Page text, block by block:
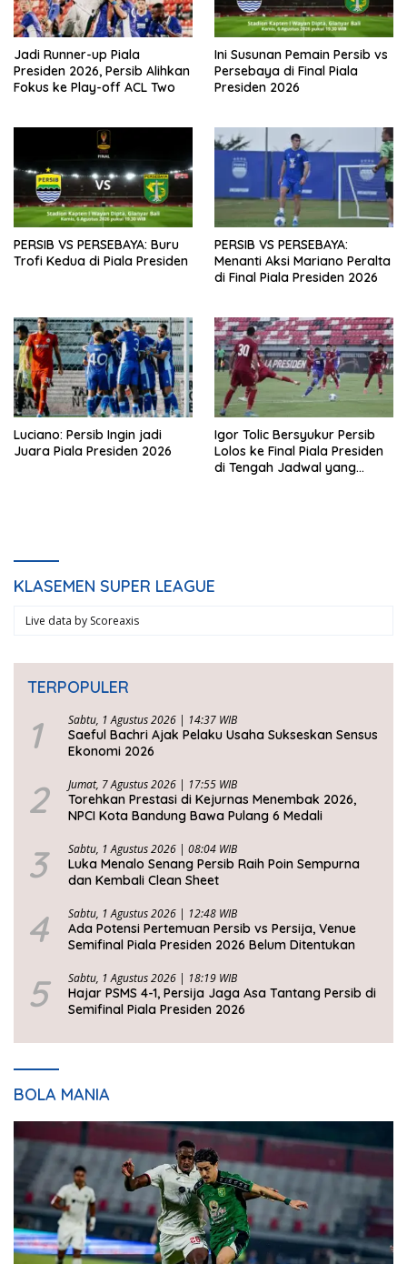
Jadi Runner-up Piala
Presiden 2026, Persib Alihkan
Fokus ke Play-off ACL Two
Ini Susunan Pemain Persib vs
Persebaya di Final Piala
Presiden 2026
PERSIB VS PERSEBAYA: Buru
Trofi Kedua di Piala Presiden
PERSIB VS PERSEBAYA:
Menanti Aksi Mariano Peralta
di Final Piala Presiden 2026
Luciano: Persib Ingin jadi
Juara Piala Presiden 2026
Igor Tolic Bersyukur Persib
Lolos ke Final Piala Presiden
di Tengah Jadwal yang
KLASEMEN SUPER LEAGUE
Live data by Scoreaxis
TERPOPULER
1 Sabtu, 1 Agustus 2026 | 14:37 WIB
Saeful Bachri Ajak Pelaku Usaha Sukseskan Sensus
Ekonomi 2026
2 Jumat, 7 Agustus 2026 | 17:55 WIB
Torehkan Prestasi di Kejurnas Menembak 2026,
NPCI Kota Bandung Bawa Pulang 6 Medali
3 Sabtu, 1 Agustus 2026 | 08:04 WIB
Luka Menalo Senang Persib Raih Poin Sempurna
dan Kembali Clean Sheet
4 Sabtu, 1 Agustus 2026 | 12:48 WIB
Ada Potensi Pertemuan Persib vs Persija, Venue
Semifinal Piala Presiden 2026 Belum Ditentukan
5 Sabtu, 1 Agustus 2026 | 18:19 WIB
Hajar PSMS 4-1, Persija Jaga Asa Tantang Persib di
Semifinal Piala Presiden 2026
BOLA MANIA